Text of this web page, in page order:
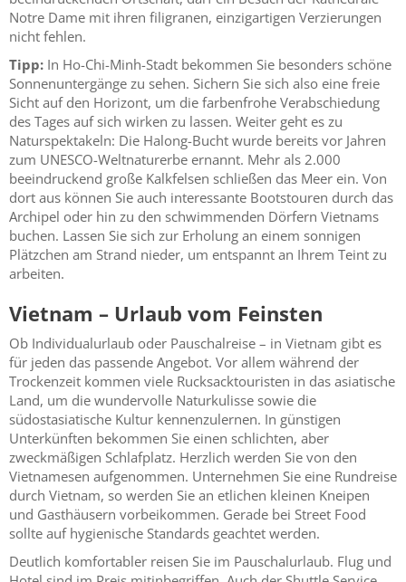
Notre Dame mit ihren filigranen, einzigartigen Verzierungen
nicht fehlen.
Tipp: In Ho-Chi-Minh-Stadt bekommen Sie besonders schöne
Sonnenuntergänge zu sehen. Sichern Sie sich also eine freie
Sicht auf den Horizont, um die farbenfrohe Verabschiedung
des Tages auf sich wirken zu lassen. Weiter geht es zu
Naturspektakeln: Die Halong-Bucht wurde bereits vor Jahren
zum UNESCO-Weltnaturerbe ernannt. Mehr als 2.000
beeindruckend große Kalkfelsen schließen das Meer ein. Von
dort aus können Sie auch interessante Bootstouren durch das
Archipel oder hin zu den schwimmenden Dörfern Vietnams
buchen. Lassen Sie sich zur Erholung an einem sonnigen
Plätzchen am Strand nieder, um entspannt an Ihrem Teint zu
arbeiten.
Vietnam – Urlaub vom Feinsten
Ob Individualurlaub oder Pauschalreise – in Vietnam gibt es
für jeden das passende Angebot. Vor allem während der
Trockenzeit kommen viele Rucksacktouristen in das asiatische
Land, um die wundervolle Naturkulisse sowie die
südostasiatische Kultur kennenzulernen. In günstigen
Unterkünften bekommen Sie einen schlichten, aber
zweckmäßigen Schlafplatz. Herzlich werden Sie von den
Vietnamesen aufgenommen. Unternehmen Sie eine Rundreise
durch Vietnam, so werden Sie an etlichen kleinen Kneipen
und Gasthäusern vorbeikommen. Gerade bei Street Food
sollte auf hygienische Standards geachtet werden.
Deutlich komfortabler reisen Sie im Pauschalurlaub. Flug und